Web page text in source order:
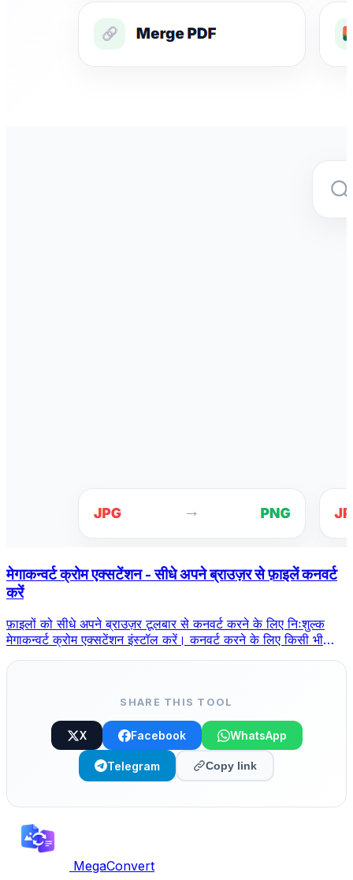
मेगाकन्वर्ट क्रोम एक्सटेंशन - सीधे अपने ब्राउज़र से फ़ाइलें कनवर्ट
करें
फ़ाइलों को सीधे अपने ब्राउज़र टूलबार से कनवर्ट करने के लिए निःशुल्क
मेगाकन्वर्ट क्रोम एक्सटेंशन इंस्टॉल करें। कनवर्ट करने के लिए किसी भी
SHARE THIS TOOL
X Facebook WhatsApp
Telegram Copy link
MegaConvert